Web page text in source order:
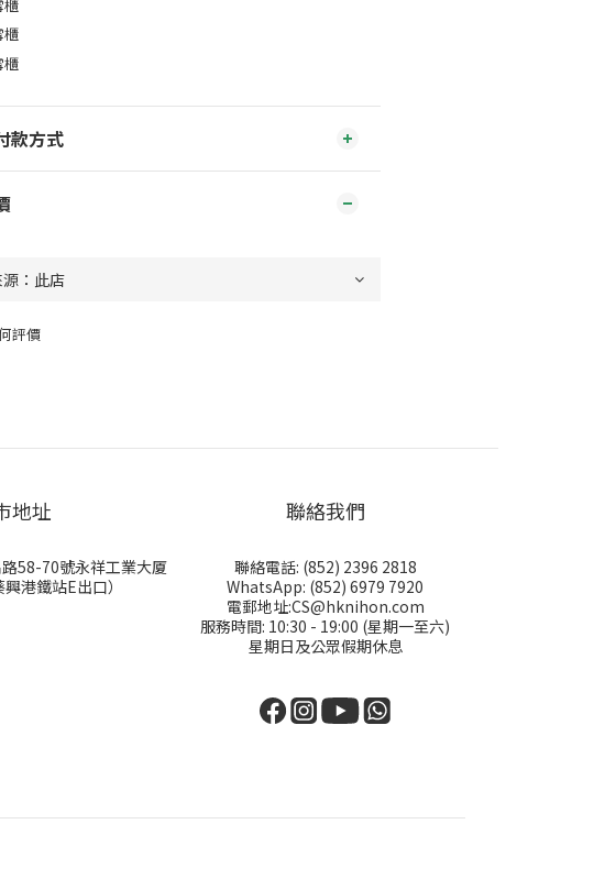
款方式
評價
地址
58-70號永祥工業大厦
港鐵站E出口）
聯絡我們
聯絡電話: (852) 2396 2818
WhatsApp: (852) 6979 7920
電郵地址:CS@hknihon.com
服務時間: 10:30 - 19:00 (星期一至六)
星期日及公眾假期休息